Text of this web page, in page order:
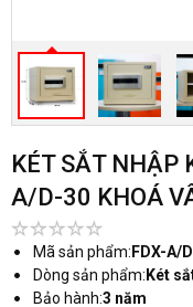
KÉT SẮT NHẬP
A/D-30 KHOÁ
Mã sản phẩm: FDX-A/
Dòng sản phẩm: Két
Bảo hành:3 năm